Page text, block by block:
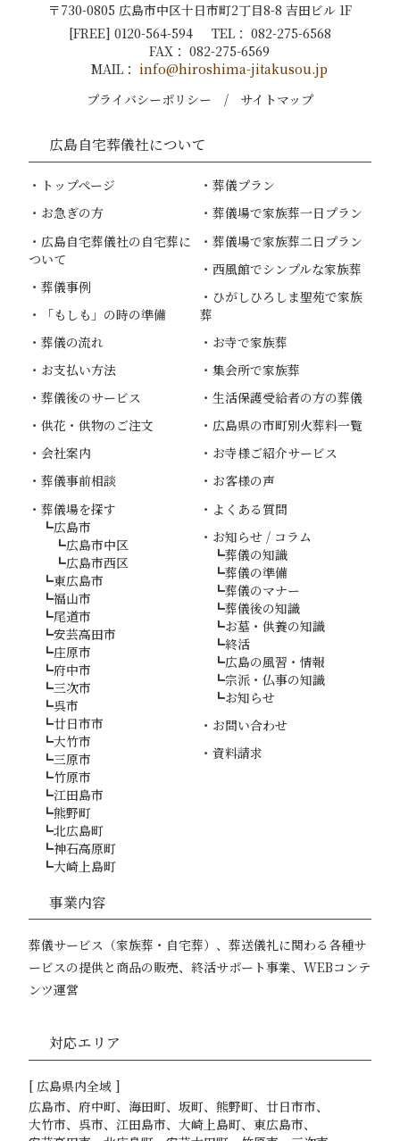
〒730-0805 広島市中区十日市町2丁目8-8 吉田ビル 1F
[FREE]0120-564-594 TEL： 082-275-6568
FAX： 082-275-6569
MAIL： info@hiroshima-jitakusou.jp
プライバシーポリシー
サイトマップ
広島自宅葬儀社について
トップページ
お急ぎの方
広島自宅葬儀社の自宅葬に
ついて
葬儀事例
「もしも」の時の準備
葬儀の流れ
お支払い方法
葬儀後のサービス
供花・供物のご注文
会社案内
葬儀事前相談
葬儀場を探す
広島市
広島市中区
広島市西区
東広島市
福山市
尾道市
安芸高田市
庄原市
府中市
三次市
呉市
廿日市市
大竹市
三原市
竹原市
江田島市
熊野町
北広島町
神石高原町
大崎上島町
葬儀プラン
葬儀場で家族葬一日プラン
葬儀場で家族葬二日プラン
西風館でシンプルな家族葬
ひがしひろしま聖苑で家族
葬
お寺で家族葬
集会所で家族葬
生活保護受給者の方の葬儀
広島県の市町別火葬料一覧
お寺様ご紹介サービス
お客様の声
よくある質問
お知らせ / コラム
葬儀の知識
葬儀の準備
葬儀のマナー
葬儀後の知識
お墓・供養の知識
終活
広島の風習・情報
宗派・仏事の知識
お知らせ
お問い合わせ
資料請求
事業内容
葬儀サービス（家族葬・自宅葬）、葬送儀礼に関わる各種サ
ービスの提供と商品の販売、終活サポート事業、WEBコンテ
ンツ運営
対応エリア
[ 広島県内全域 ]
広島市
府中町 海田町 坂町 熊野町
廿日市市
大竹市
呉市 江田島市 大崎上島町
東広島市